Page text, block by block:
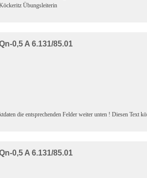
Übungsleiterin
0,5 A 6.131/85.01
die entsprechenden Felder weiter unten ! Diesen Text
0,5 A 6.131/85.01